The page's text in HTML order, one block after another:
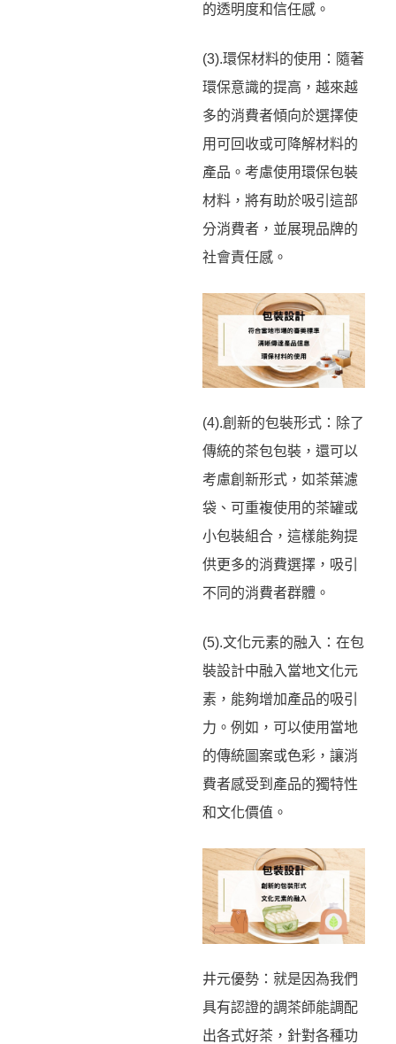
的透明度和信任感。
(3).環保材料的使用：隨著
環保意識的提高，越來越
多的消費者傾向於選擇使
用可回收或可降解材料的
產品。考慮使用環保包裝
材料，將有助於吸引這部
分消費者，並展現品牌的
社會責任感。
(4).創新的包裝形式：除了
傳統的茶包包裝，還可以
考慮創新形式，如茶葉濾
袋、可重複使用的茶罐或
小包裝組合，這樣能夠提
供更多的消費選擇，吸引
不同的消費者群體。
(5).文化元素的融入：在包
裝設計中融入當地文化元
素，能夠增加產品的吸引
力。例如，可以使用當地
的傳統圖案或色彩，讓消
費者感受到產品的獨特性
和文化價值。
井元優勢：就是因為我們
具有認證的調茶師能調配
出各式好茶，針對各種功